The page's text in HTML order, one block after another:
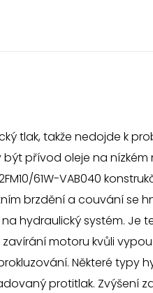
tlak, takže nedojde k
přívod oleje na nízkém
61W-VAB040
brzdění a couvání se
hydraulický systém. Je
motoru kvůli
Některé typy
protitlak. Zvýšení